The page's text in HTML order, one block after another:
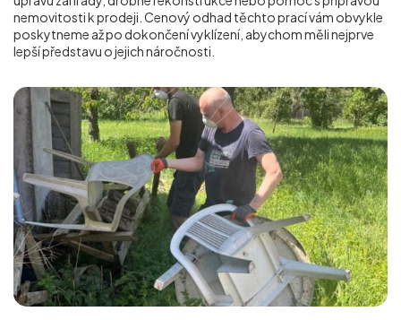
nemovitosti k prodeji. Cenový odhad těchto prací vám obvykle
poskytneme až po dokončení vyklízení, abychom měli nejprve
lepší představu o jejich náročnosti.